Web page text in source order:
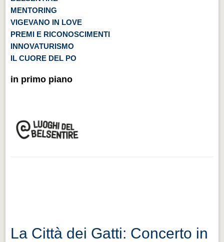
MENTORING
VIGEVANO IN LOVE
PREMI E RICONOSCIMENTI
INNOVATURISMO
IL CUORE DEL PO
in primo piano
La Città dei Gatti: Concerto in